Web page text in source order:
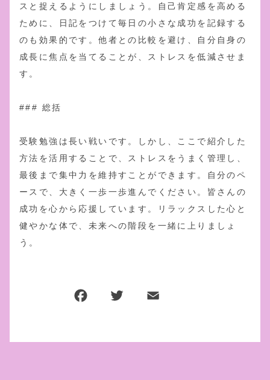
スと捉えるようにしましょう。自己肯定感を高める
ために、日記をつけて毎日の小さな成功を記録する
のも効果的です。他者との比較を避け、自分自身の
成長に焦点を当てることが、ストレスを低減させま
す。
### 総括
受験勉強は長い戦いです。しかし、ここで紹介した
方法を活用することで、ストレスをうまく管理し、
最後まで集中力を維持すことができます。自分のペ
ースで、大きく一歩一歩進んでください。皆さんの
成功を心から応援しています。リラックスした心と
健やかな体で、未来への階段を一緒に上りましょ
う。